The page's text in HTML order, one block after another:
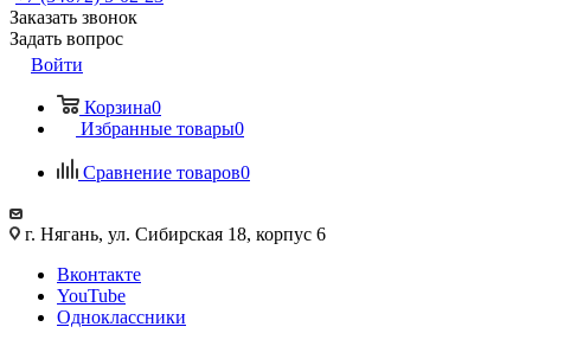
Заказать звонок
Задать вопрос
Войти
Корзина0
Избранные товары0
Сравнение товаров0
г. Нягань, ул. Сибирская 18, корпус 6
Вконтакте
YouTube
Одноклассники